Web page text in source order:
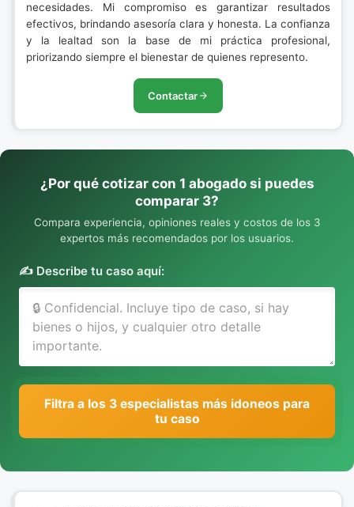
necesidades. Mi compromiso es garantizar resultados
efectivos, brindando asesoría clara y honesta. La confianza
y la lealtad son la base de mi práctica profesional,
priorizando siempre el bienestar de quienes represento.
Contactar
¿Por qué cotizar con 1 abogado si puedes
comparar 3?
Compara experiencia, opiniones reales y costos de los 3
expertos más recomendados por los usuarios.
✍️ Describe tu caso aquí:
Filtra a los 3 especialistas más idoneos para
tu caso